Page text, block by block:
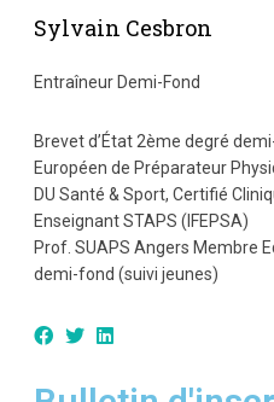
Sylvain Cesbron
Entraîneur Demi-Fond
Brevet d’État 2ème degré
Européen de Préparateur
DU Santé & Sport, Certifié
Enseignant STAPS (IFEPSA)
Prof. SUAPS Angers Membre
demi-fond (suivi jeunes)